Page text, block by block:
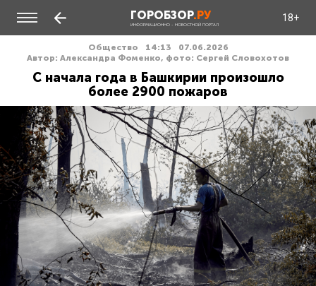
ГОРОБЗОР.РУ
ИНФОРМАЦИОННО - НОВОСТНОЙ ПОРТАЛ
18+
Общество 14:13
07.06.2026
Автор: Александра Фоменко, фото: Сергей Словохотов
С начала года в Башкирии произошло
более 2900 пожаров